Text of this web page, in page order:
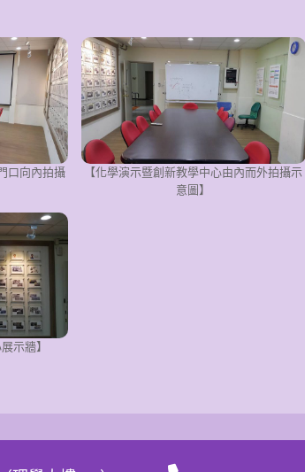
口向內拍攝
【化學演示暨創新教學中心由內而外拍攝示
意圖】
示牆】